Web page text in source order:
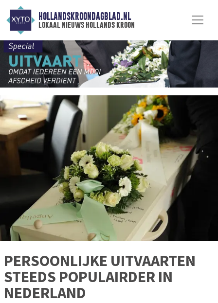
HOLLANDSKROONDAGBLAD.NL
lokaal nieuws hollands kroon
PERSOONLIJKE UITVAARTEN
STEEDS POPULAIRDER IN
NEDERLAND